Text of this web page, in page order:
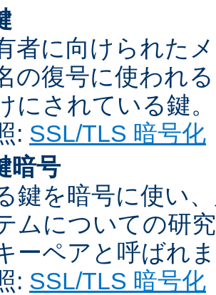
者に向けられた
の復号に使われ
にされている鍵。
: SSL/TLS 暗号化
暗号
鍵を暗号に使い
ムについての研
ーペアと呼ばれ
: SSL/TLS 暗号化